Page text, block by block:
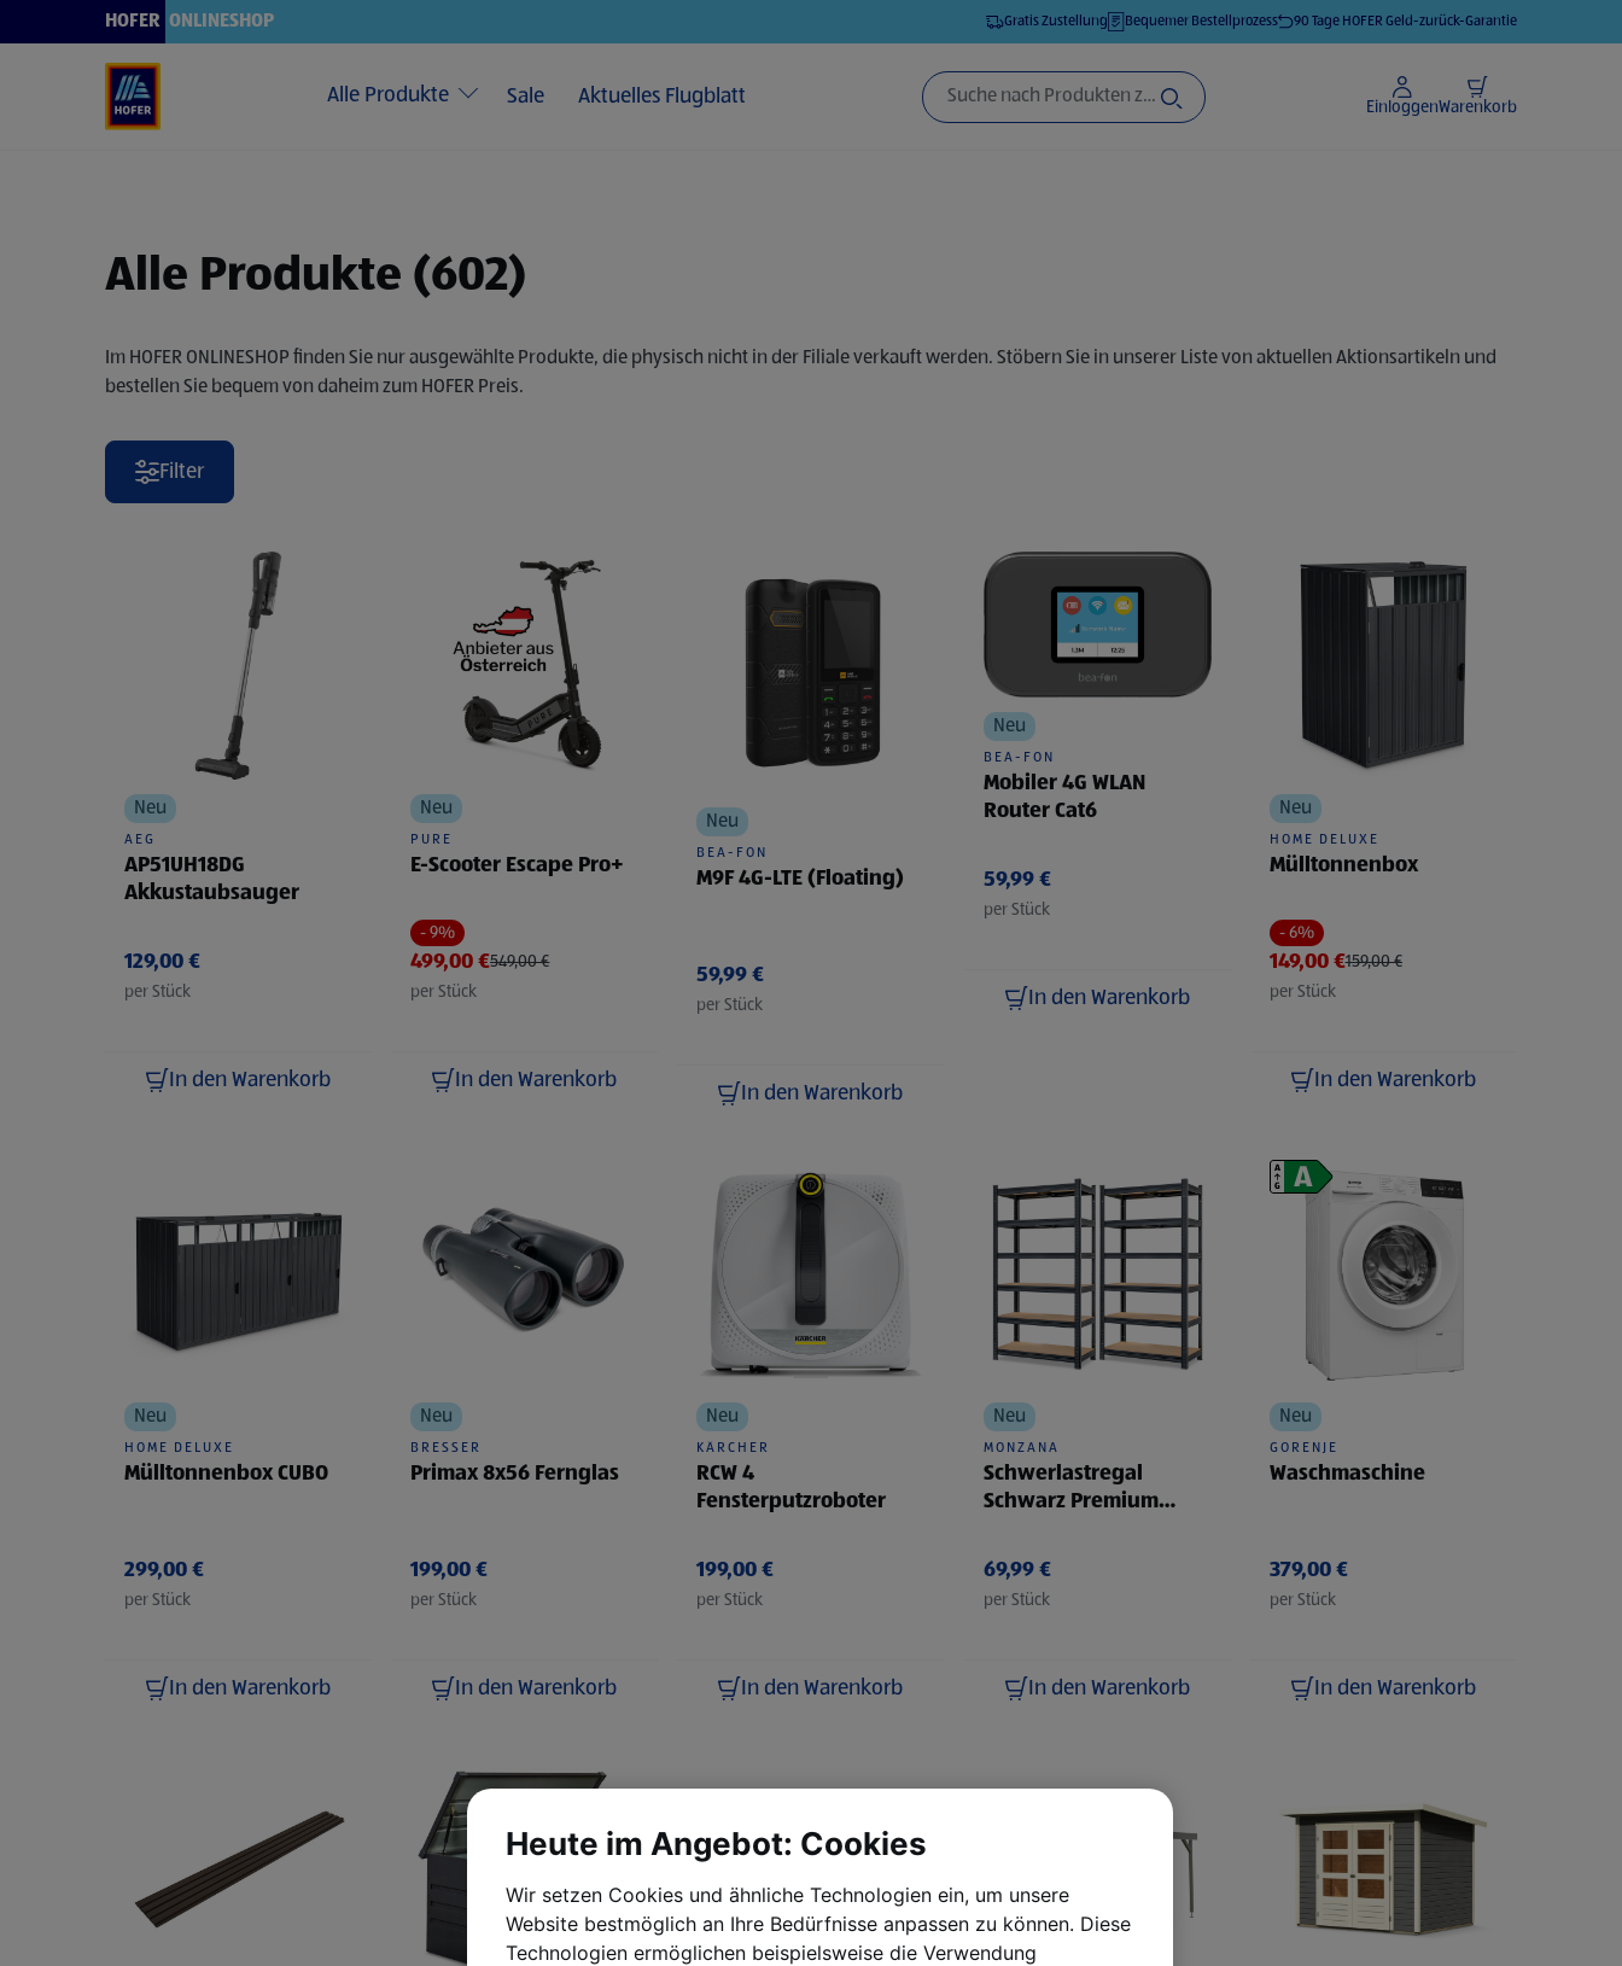
Verwenden Sie die Pfeiltasten nach oben und unten, um durch die Suchergebnisse zu navigieren.
HOFER ONLINESHOP Gratis Zustellung Bequemer Bestellprozess 90 Tage HOFER Geld-zurück-Garantie
Alle Produkte Sale Aktuelles Flugblatt EinloggenWarenkorb
Alle Produkte (602)
Im HOFER ONLINESHOP finden Sie nur ausgewählte Produkte, die physisch nicht in der Filiale verkauft werden. Stöbern Sie in unserer Liste von aktuellen Aktionsartikeln und
bestellen Sie bequem von daheim zum HOFER Preis.
Filter
Neu
AEG
AP51UH18DG
Akkustaubsauger
129,00 €
per Stück
In den Warenkorb
Neu
PURE
E-Scooter Escape Pro+
- 9%
499,00 €549,00 €
per Stück
In den Warenkorb
Neu
BEA-FON
M9F 4G-LTE (Floating)
59,99 €
per Stück
In den Warenkorb
Neu
BEA-FON
Mobiler 4G WLAN
Router Cat6
59,99 €
per Stück
In den Warenkorb
Neu
HOME DELUXE
Mülltonnenbox
- 6%
149,00 €159,00 €
per Stück
In den Warenkorb
Neu
HOME DELUXE
Mülltonnenbox CUBO
299,00 €
per Stück
In den Warenkorb
Neu
BRESSER
Primax 8x56 Fernglas
199,00 €
per Stück
In den Warenkorb
Neu
KÄRCHER
RCW 4
Fensterputzroboter
199,00 €
per Stück
In den Warenkorb
Neu
MONZANA
Schwerlastregal
Schwarz Premium
69,99 €
per Stück
In den Warenkorb
Neu
GORENJE
Waschmaschine
379,00 €
per Stück
In den Warenkorb
Heute im Angebot: Cookies
Wir setzen Cookies und ähnliche Technologien ein, um unsere
Website bestmöglich an Ihre Bedürfnisse anpassen zu können. Diese
Technologien ermöglichen beispielsweise die Verwendung